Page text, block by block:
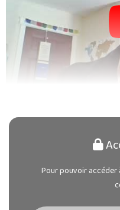
Pour pouvoir accéder